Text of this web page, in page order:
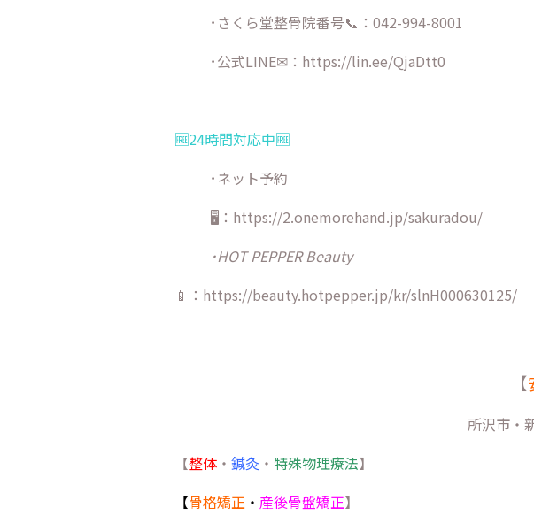
･さくら堂整骨院番号📞：042-994-8001
･公式LINE✉： https://lin.ee/QjaDtt0
🆓24時間対応中🆓
･ネット予約
🖥：https://2.onemorehand.jp/sakuradou/
･HOT PEPPER Beauty
📱：https://beauty.hotpepper.jp/kr/slnH000630125/
【
所沢市・
【整体 ・ 鍼灸 ・ 特殊物理療法】
【骨格矯正 ・ 産後骨盤矯正】